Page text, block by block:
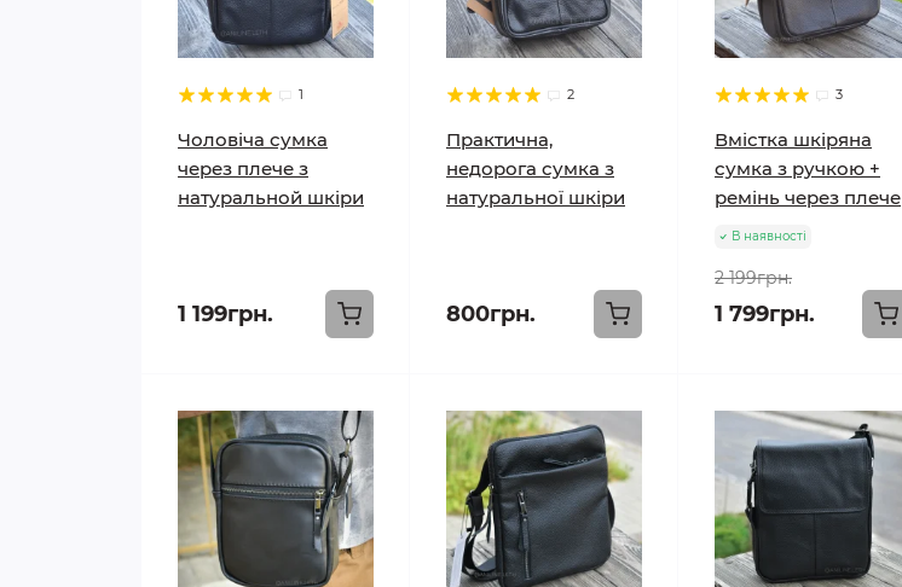
1
Чоловіча сумка
через плече з
натуральной шкіри
1 199грн.
2
Практична,
недорога сумка з
натуральної шкіри
800грн.
3
Вмістка шкіряна
сумка з ручкою +
ремінь через плече
В наявності
2 199грн.
1 799грн.